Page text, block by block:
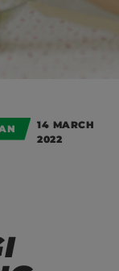
14 MARCH
2022